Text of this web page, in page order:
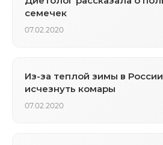
семечек
07.02.2020
Из-за теплой зимы в
исчезнуть комары
07.02.2020